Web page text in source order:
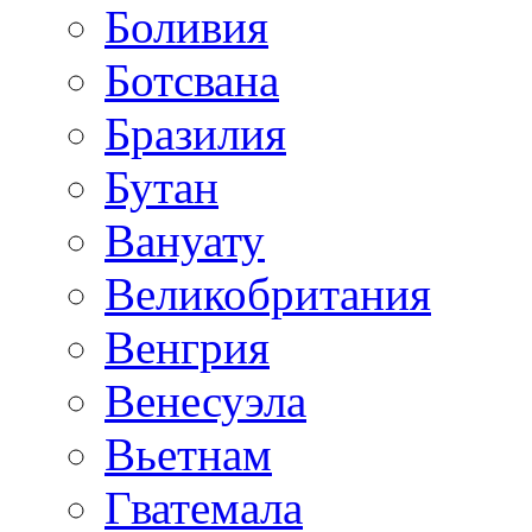
Боливия
Ботсвана
Бразилия
Бутан
Вануату
Великобритания
Венгрия
Венесуэла
Вьетнам
Гватемала